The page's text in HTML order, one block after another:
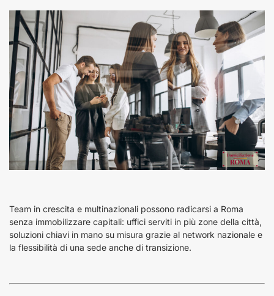
Team in crescita e multinazionali possono radicarsi a Roma
senza immobilizzare capitali: uffici serviti in più zone della città,
soluzioni chiavi in mano su misura grazie al network nazionale e
la flessibilità di una sede anche di transizione.